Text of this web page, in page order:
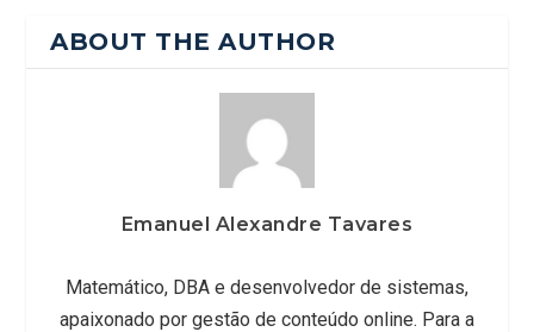
ABOUT THE AUTHOR
Emanuel Alexandre Tavares
Matemático, DBA e desenvolvedor de sistemas,
apaixonado por gestão de conteúdo online. Para a